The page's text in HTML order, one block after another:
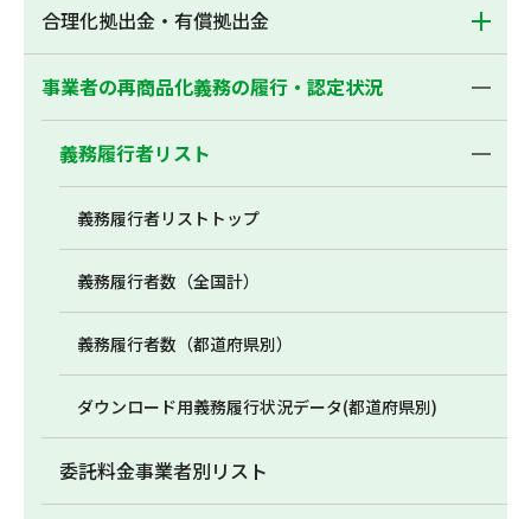
合理化拠出金・有償拠出金
事業者の再商品化義務の履行・認定状況
義務履行者リスト
義務履行者リストトップ
義務履行者数（全国計）
義務履行者数（都道府県別）
ダウンロード用義務履行状況データ(都道府県別)
委託料金事業者別リスト